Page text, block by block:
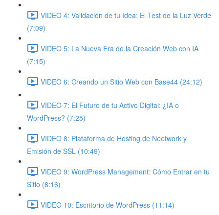
VIDEO 4: Validación de tu Idea: El Test de la Luz Verde
(7:09)
VIDEO 5: La Nueva Era de la Creación Web con IA
(7:15)
VIDEO 6: Creando un Sitio Web con Base44 (24:12)
VIDEO 7: El Futuro de tu Activo Digital: ¿IA o
WordPress? (7:25)
VIDEO 8: Plataforma de Hosting de Neetwork y
Emisión de SSL (10:49)
VIDEO 9: WordPress Management: Cómo Entrar en tu
Sitio (8:16)
VIDEO 10: Escritorio de WordPress (11:14)